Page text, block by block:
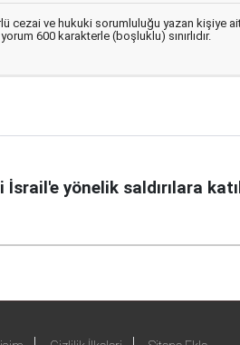
cezai ve hukuki sorumluluğu yazan kişiye
600 karakterle (boşluklu) sınırlıdır.
yönelik saldırılara